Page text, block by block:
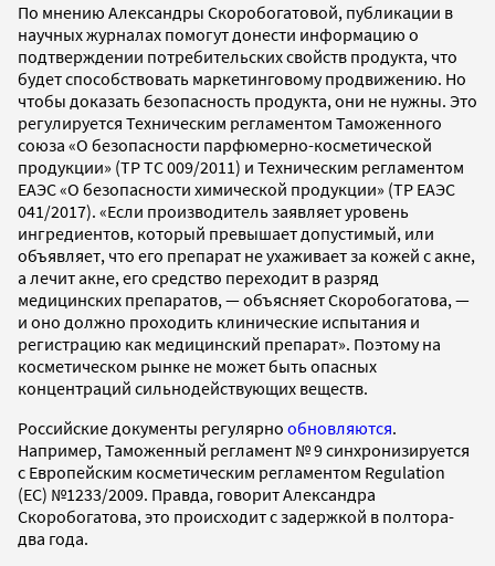
По мнению Александры Скоробогатовой, публикации в
научных журналах помогут донести информацию о
подтверждении потребительских свойств продукта, что
будет способствовать маркетинговому продвижению. Но
чтобы доказать безопасность продукта, они не нужны. Это
регулируется Техническим регламентом Таможенного
союза «О безопасности парфюмерно-косметической
продукции» (ТР ТС 009/2011) и Техническим регламентом
ЕАЭС «О безопасности химической продукции» (ТР ЕАЭС
041/2017). «Если производитель заявляет уровень
ингредиентов, который превышает допустимый, или
объявляет, что его препарат не ухаживает за кожей с акне,
а лечит акне, его средство переходит в разряд
медицинских препаратов, — объясняет Скоробогатова, —
и оно должно проходить клинические испытания и
регистрацию как медицинский препарат». Поэтому на
косметическом рынке не может быть опасных
концентраций сильнодействующих веществ.
Российские документы регулярно обновляются.
Например, Таможенный регламент № 9 синхронизируется
с Европейским косметическим регламентом Regulation
(EC) №1233/2009. Правда, говорит Александра
Скоробогатова, это происходит с задержкой в полтора-
два года.